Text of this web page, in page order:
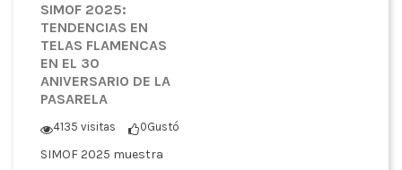
SIMOF 2025:
TENDENCIAS EN
TELAS FLAMENCAS
EN EL 30
ANIVERSARIO DE LA
PASARELA
4135 visitas 0Gustó
SIMOF 2025 muestra